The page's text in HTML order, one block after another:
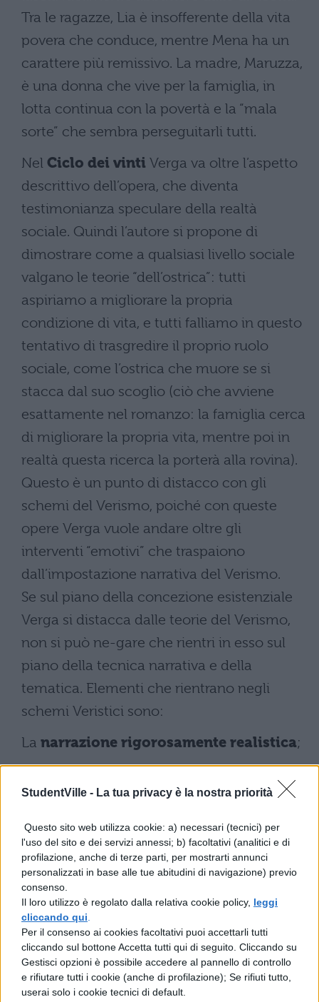
StudentVille - La tua privacy è la nostra priorità
Questo sito web utilizza cookie: a) necessari (tecnici) per
l'uso del sito e dei servizi annessi; b) facoltativi (analitici e di
profilazione, anche di terze parti, per mostrarti annunci
personalizzati in base alle tue abitudini di navigazione) previo
consenso.
Il loro utilizzo è regolato dalla relativa cookie policy, leggi
cliccando qui
Per il consenso ai cookies facoltativi puoi accettarli tutti
cliccando sul bottone Accetta tutti qui di seguito. Cliccando su
Gestisci opzioni è possibile accedere al pannello di controllo
e rifiutare tutti i cookie (anche di profilazione); Se rifiuti tutto,
userai solo i cookie tecnici di default.
Tra le ragazze, Lia è insofferente della vita
povera che conduce, mentre Mena ha un
carattere più remissivo. La madre, Maruzza,
è una donna che vive per la famiglia, in
lotta continua con la povertà e la “mala
sorte” che sembra perseguitarli tutti.
Nel Ciclo dei vinti Verga va oltre l’aspetto
descrittivo dell’opera, che diventa
testimonianza speculare della realtà
sociale. Quindi l’autore si propone di
dimostrare come a qualsiasi livello sociale
valgano le teorie “dell’ostrica”: tutti
aspiriamo a migliorare la propria
condizione di vita, e tutti falliamo in questo
tentativo di trasgredire il proprio ruolo
sociale, come l’ostrica che muore se si
stacca dal suo scoglio (ciò che avviene
esattamente nel romanzo: la famiglia cerca
di migliorare la propria vita, mentre poi in
realtà questa ricerca la porterà alla rovina).
Questo è un punto di distacco con gli
schemi del Verismo, poiché con queste
opere Verga vuole andare oltre gli
interventi “emotivi” che traspaiono
dall’impostazione narrativa del Verismo.
Se sul piano della concezione esistenziale
Verga si distacca dalle teorie del Verismo,
non si può ne-gare che rientri in esso sul
piano della tecnica narrativa e della
tematica. Elementi che rientrano negli
schemi Veristici sono:
La narrazione rigorosamente realistica;
che i personaggi avrebbero realmente
usato, se pur tradotta dal dialetto in
italiano;
Latecnica narrativa, basata sui fatti e sul
dialogo (a differenza del romanticismo, il
personaggio emerge da quello che fa e che
dice, poiché l’autore non ha il diritto di
entrare dentro la sua psicologia). Le parti
connettive del romanzo non lasciano mai